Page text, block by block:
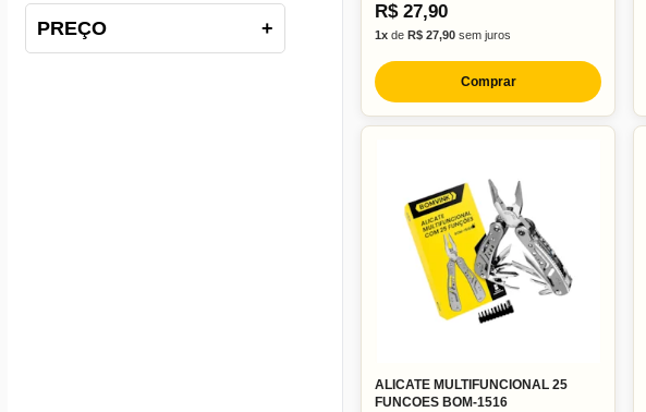
PREÇO +
R$ 27,90
1x de R$ 27,90 sem juros
Comprar
ALICATE MULTIFUNCIONAL 25
FUNCOES BOM-1516